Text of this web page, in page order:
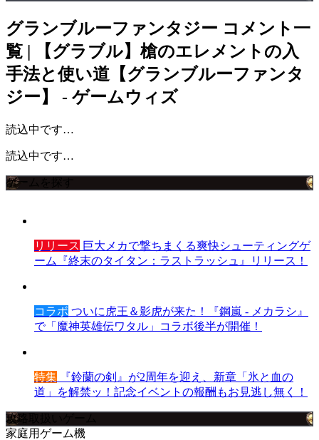
グランブルーファンタジー コメント一
覧 | 【グラブル】槍のエレメントの入
手法と使い道【グランブルーファンタ
ジー】 - ゲームウィズ
読込中です…
読込中です…
ゲームを探す
リリース 巨大メカで撃ちまくる爽快シューティングゲ
ーム『終末のタイタン：ラストラッシュ』リリース！
コラボ ついに虎王＆影虎が来た！『鋼嵐 - メカラシ』
で「魔神英雄伝ワタル」コラボ後半が開催！
特集 『鈴蘭の剣』が2周年を迎え、新章「氷と血の
道」を解禁ッ！記念イベントの報酬もお見逃し無く！
攻略取扱いゲーム
家庭用ゲーム機